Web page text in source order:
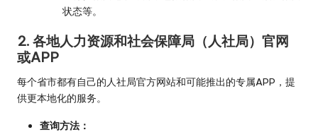
状态等。
2. 各地人力资源和社会保障局（人社局）官网
或APP
每个省市都有自己的人社局官方网站和可能推出的专属APP，提
供更本地化的服务。
查询方法：